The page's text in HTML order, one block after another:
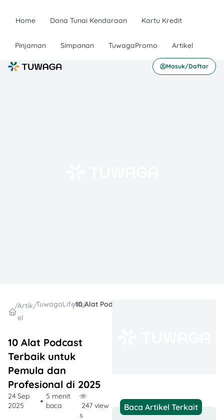
Home Dana Tunai Kendaraan Kartu Kredit
Pinjaman Simpanan TuwagaPromo Artikel
Masuk/Daftar
/Artik
el
/TuwagaLifestyle
/
10 Alat Podcast
Terbaik untuk
Pemula dan
Profesional di 2025
24 Sep
2025
5 menit
baca
247 view
s
Baca Artikel Terkait